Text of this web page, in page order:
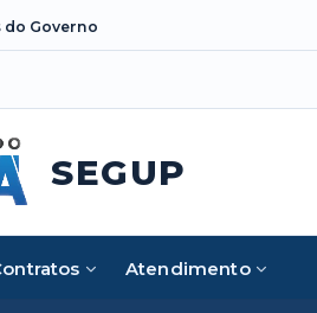
do Governo
SEGUP
Atendimento